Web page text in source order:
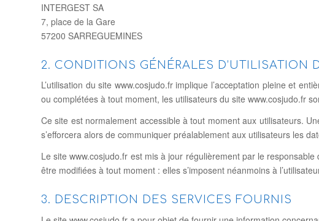
INTERGEST SA
7, place de la Gare
57200 SARREGUEMINES
2. CONDITIONS GÉNÉRALES D’UTILISATION
L’utilisation du site www.cosjudo.fr implique l’acceptation pleine et
ou complétées à tout moment, les utilisateurs du site www.cosjudo.fr
Ce site est normalement accessible à tout moment aux utilisateurs.
s’efforcera alors de communiquer préalablement aux utilisateurs les
Le site www.cosjudo.fr est mis à jour régulièrement par le
être modifiées à tout moment : elles s’imposent néanmoins à
3. DESCRIPTION DES SERVICES FOURNIS